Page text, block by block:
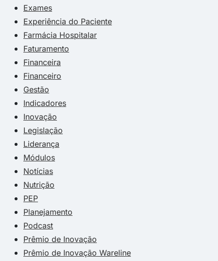
Exames
Experiência do Paciente
Farmácia Hospitalar
Faturamento
Financeira
Financeiro
Gestão
Indicadores
Inovação
Legislação
Liderança
Módulos
Notícias
Nutrição
PEP
Planejamento
Podcast
Prêmio de Inovação
Prêmio de Inovação Wareline